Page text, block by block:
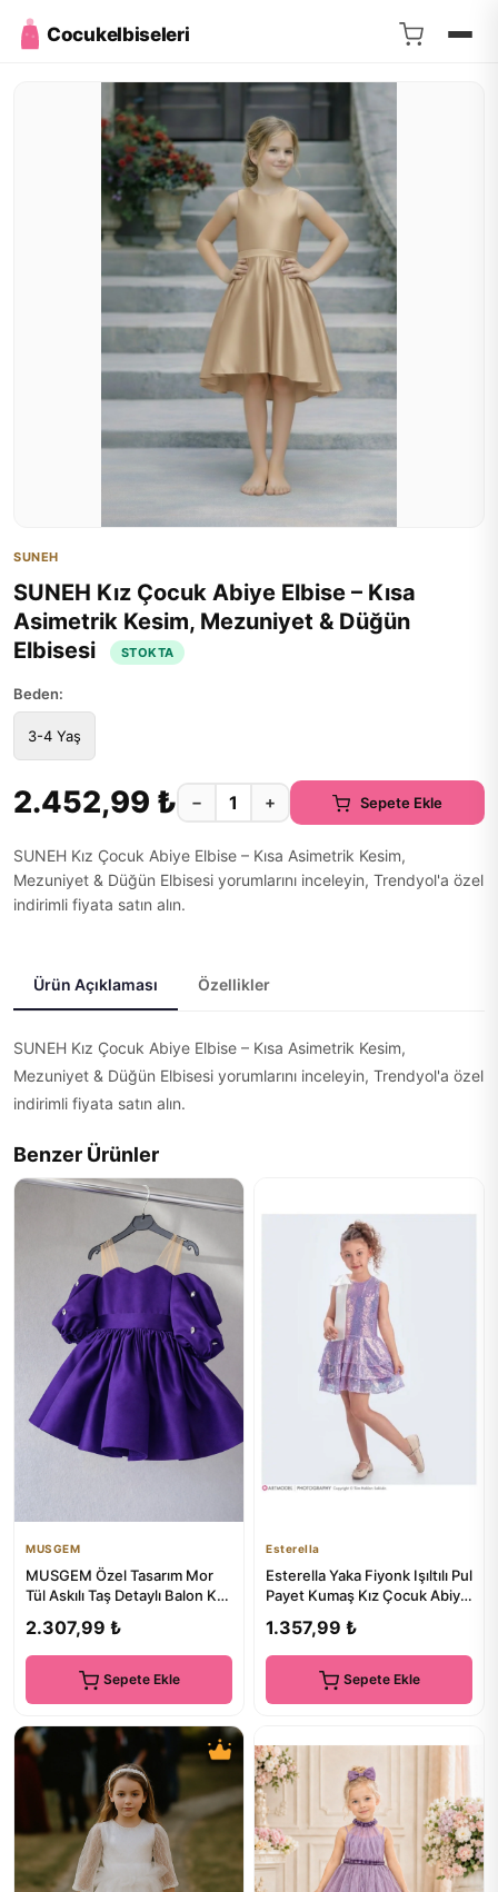
Cocukelbiseleri
SUNEH
SUNEH Kız Çocuk Abiye Elbise – Kısa
Asimetrik Kesim, Mezuniyet & Düğün
Elbisesi
STOKTA
Beden:
3-4 Yaş
2.452,99 ₺ − + Sepete Ekle
SUNEH Kız Çocuk Abiye Elbise – Kısa Asimetrik Kesim,
Mezuniyet & Düğün Elbisesi yorumlarını inceleyin, Trendyol'a özel
indirimli fiyata satın alın.
Ürün Açıklaması Özellikler
SUNEH Kız Çocuk Abiye Elbise – Kısa Asimetrik Kesim,
Mezuniyet & Düğün Elbisesi yorumlarını inceleyin, Trendyol'a özel
indirimli fiyata satın alın.
Benzer Ürünler
MUSGEM
MUSGEM Özel Tasarım Mor
Tül Askılı Taş Detaylı Balon Kol
2.307,99 ₺
Sepete Ekle
Esterella
Esterella Yaka Fiyonk Işıltılı Pul
Payet Kumaş Kız Çocuk Abiye
1.357,99 ₺
Sepete Ekle